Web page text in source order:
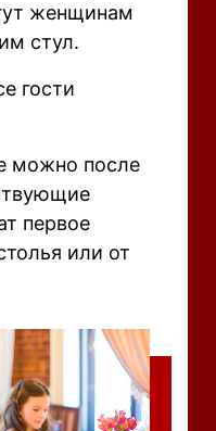
женщинам
стул.
гости
можно после
первое
или от